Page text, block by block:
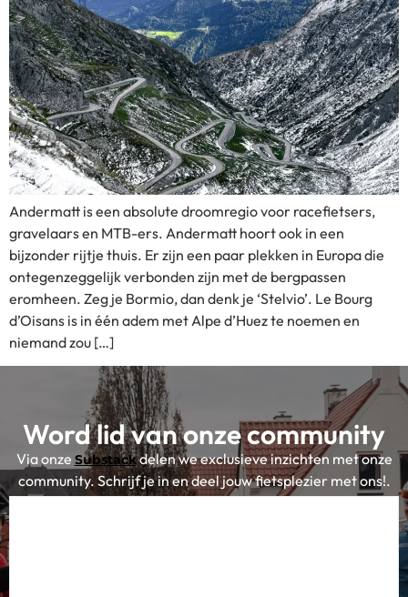
Andermatt is een absolute droomregio voor racefietsers,
gravelaars en MTB-ers. Andermatt hoort ook in een
bijzonder rijtje thuis. Er zijn een paar plekken in Europa die
ontegenzeggelijk verbonden zijn met de bergpassen
eromheen. Zeg je Bormio, dan denk je ‘Stelvio’. Le Bourg
d’Oisans is in één adem met Alpe d’Huez te noemen en
niemand zou […]
Word lid van onze community
Via onze Substackdelen we exclusieve inzichten met onze
community. Schrijf je in en deel jouw fietsplezier met ons!.